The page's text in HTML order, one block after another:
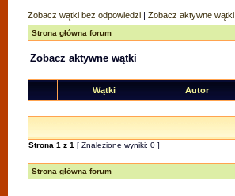
Zobacz wątki bez odpowiedzi | Zobacz aktywne wątki
Strona główna forum
Zobacz aktywne wątki
Wątki Autor
Strona 1 z 1 [ Znalezione wyniki: 0 ]
Strona główna forum